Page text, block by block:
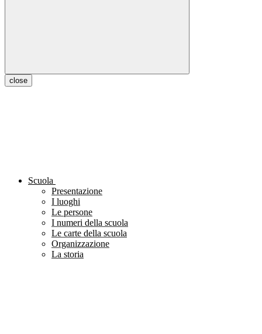
close
Scuola
Presentazione
I luoghi
Le persone
I numeri della scuola
Le carte della scuola
Organizzazione
La storia